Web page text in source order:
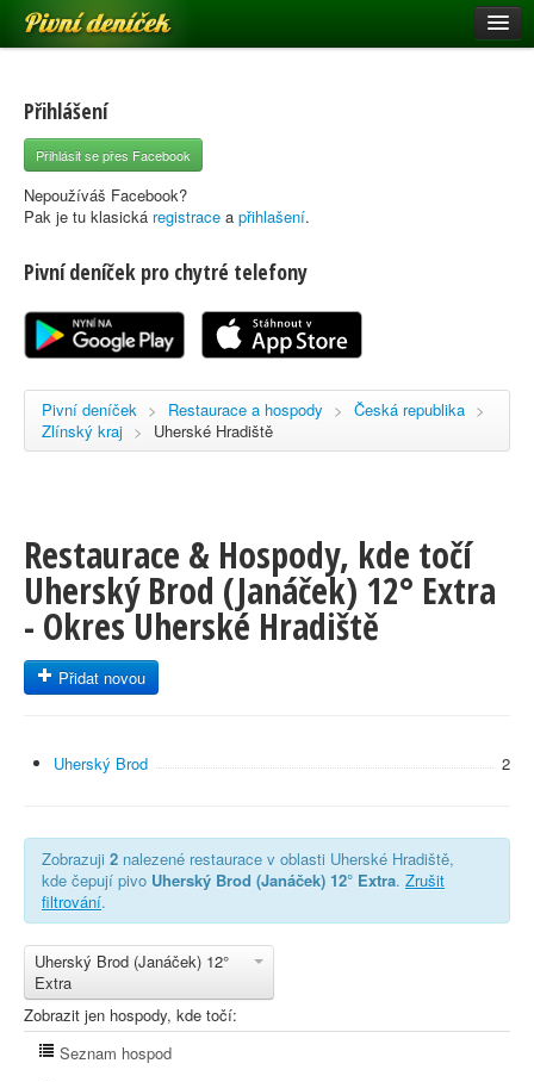
Pivní deníček
Pivní mapa
Pivní značky
Nápověda
Registrace
Přihlášení
Přihlásit se přes Facebook
Nepoužíváš Facebook?
Pak je tu klasická registrace a přihlašení.
Pivní deníček pro chytré telefony
Pivní deníček > Restaurace a hospody > Česká republika >
Zlínský kraj > Uherské Hradiště
Restaurace & Hospody, kde točí
Uherský Brod (Janáček) 12° Extra
- Okres Uherské Hradiště
Přidat novou
Uherský Brod 2
Zobrazuji 2 nalezené restaurace v oblasti Uherské Hradiště,
kde čepují pivo Uherský Brod (Janáček) 12° Extra. Zrušit
filtrování.
Uherský Brod (Janáček) 12°
Extra
Zobrazit jen hospody, kde točí:
Seznam hospod